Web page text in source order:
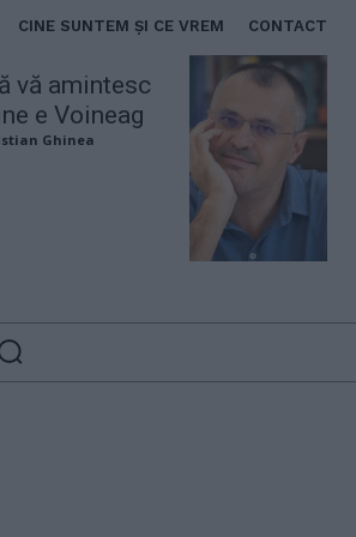
CINE SUNTEM ȘI CE VREM CONTACT
vă amintesc
e Voineag
Ghinea